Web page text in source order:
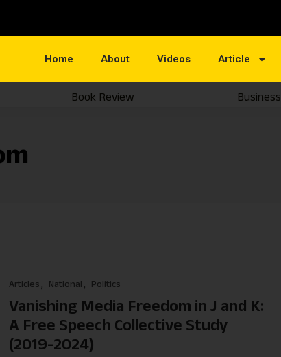
Home About Videos Article
Book Review Business
Articles National Politics
Vanishing Media Freedom in J and K:
A Free Speech Collective Study
(2019-2024)